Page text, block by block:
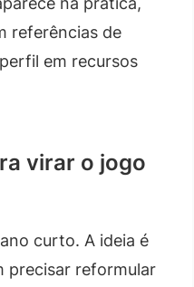
referências de
em recursos
virar o jogo
curto. A ideia é
precisar reformular